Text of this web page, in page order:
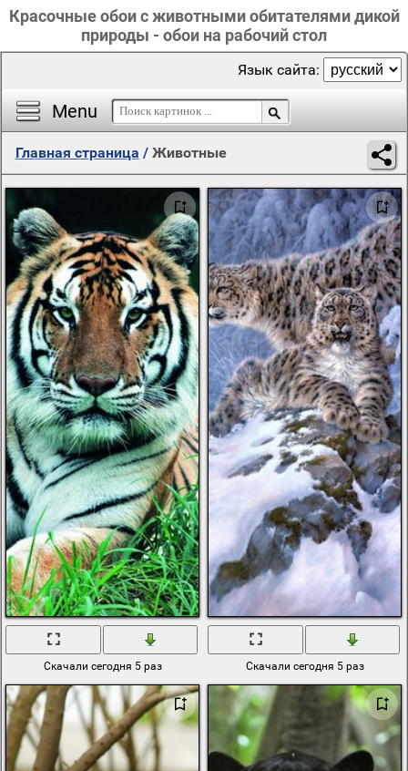
Красочные обои с животными обитателями дикой
природы - обои на рабочий стол
Menu
Язык сайта:
Главная страница / Животные
Скачали сегодня 5 раз Скачали сегодня 5 раз